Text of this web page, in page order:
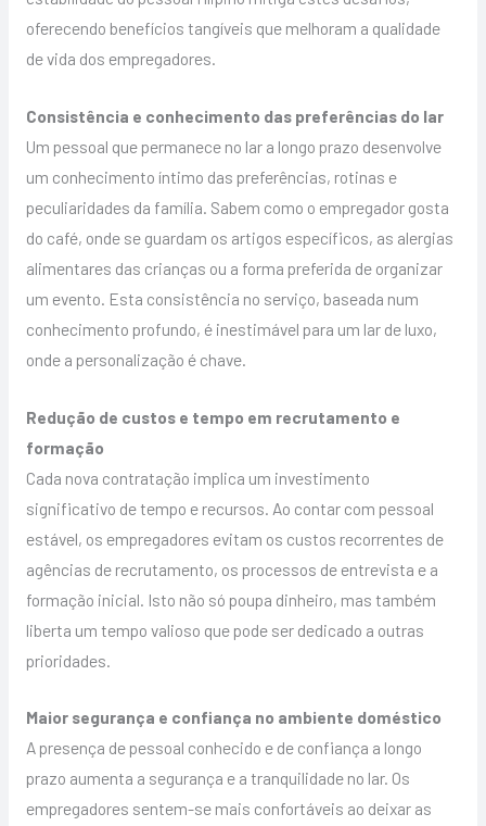
oferecendo benefícios tangíveis que melhoram a qualidade
de vida dos empregadores.
Consistência e conhecimento das preferências do lar
Um pessoal que permanece no lar a longo prazo desenvolve
um conhecimento íntimo das preferências, rotinas e
peculiaridades da família. Sabem como o empregador gosta
do café, onde se guardam os artigos específicos, as alergias
alimentares das crianças ou a forma preferida de organizar
um evento. Esta consistência no serviço, baseada num
conhecimento profundo, é inestimável para um lar de luxo,
onde a personalização é chave.
Redução de custos e tempo em recrutamento e
formação
Cada nova contratação implica um investimento
significativo de tempo e recursos. Ao contar com pessoal
estável, os empregadores evitam os custos recorrentes de
agências de recrutamento, os processos de entrevista e a
formação inicial. Isto não só poupa dinheiro, mas também
liberta um tempo valioso que pode ser dedicado a outras
prioridades.
Maior segurança e confiança no ambiente doméstico
A presença de pessoal conhecido e de confiança a longo
prazo aumenta a segurança e a tranquilidade no lar. Os
empregadores sentem-se mais confortáveis ao deixar as